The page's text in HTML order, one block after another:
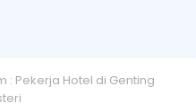
: Pekerja Hotel di Genting